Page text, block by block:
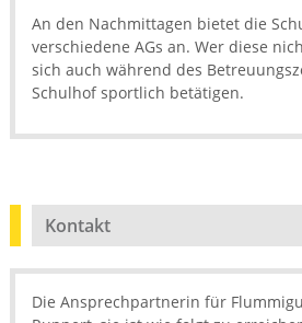
An den Nachmittagen bietet die
verschiedene AGs an. Wer diese
sich auch während des
Schulhof sportlich betätigen.
Kontakt
Die Ansprechpartnerin für